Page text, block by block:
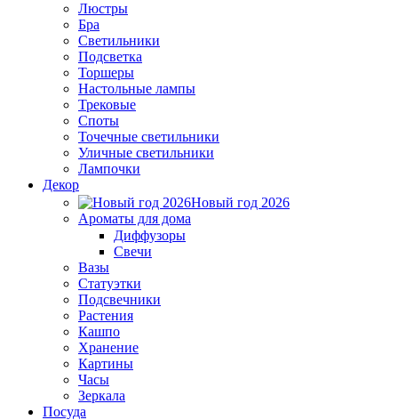
Люстры
Бра
Светильники
Подсветка
Торшеры
Настольные лампы
Трековые
Споты
Точечные светильники
Уличные светильники
Лампочки
Декор
Новый год 2026
Ароматы для дома
Диффузоры
Свечи
Вазы
Статуэтки
Подсвечники
Растения
Кашпо
Хранение
Картины
Часы
Зеркала
Посуда